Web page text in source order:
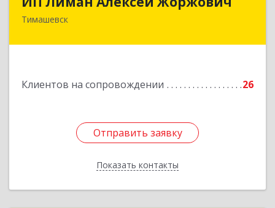
Тимашевск
Клиентов на сопровождении 26
Отправить заявку
Показать контакты
352731, Краснодарский край, Тимашевский р-н,
Отправить заявку
Назад